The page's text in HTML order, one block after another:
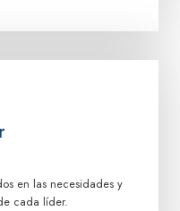
en las necesidades y
cada líder.